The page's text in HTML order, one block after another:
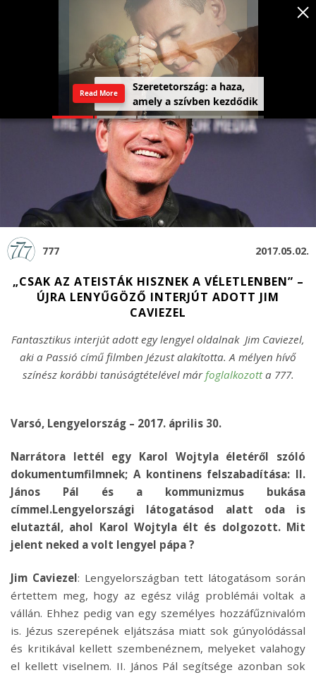
777 2017.05.02.
„CSAK AZ ATEISTÁK HISZNEK A VÉLETLENBEN” –
ÚJRA LENYŰGÖZŐ INTERJÚT ADOTT JIM
CAVIEZEL
Fantasztikus interjút adott egy lengyel oldalnak Jim Caviezel,
aki a Passió című filmben Jézust alakította. A mélyen hívő
színész korábbi tanúságtételével már foglalkozotta 777.
Szeretetország: a haza,
amely a szívben kezdődik
Read More
Varsó, Lengyelország – 2017. április 30.
Narrátora lettél egy Karol Wojtyla életéről szóló
dokumentumfilmnek; A kontinens felszabadítása: II.
János Pál és a kommunizmus bukása
címmel.Lengyelországi látogatásod alatt oda is
elutaztál, ahol Karol Wojtyla élt és dolgozott. Mit
jelent neked a volt lengyel pápa ?
Jim Caviezel: Lengyelországban tett látogatásom során
értettem meg, hogy az egész világ problémái voltak a
vállán. Ehhez pedig van egy személyes hozzáfűznivalóm
is. Jézus szerepének eljátszása miatt sok gúnyolódással
és kritikával kellett szembenéznem, melyeket valahogy
el kellett viselnem. II. János Pál segítsége azonban sok